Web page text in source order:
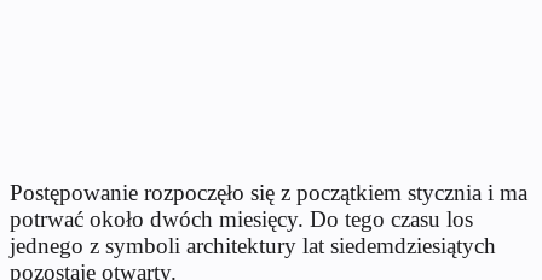
Postępowanie rozpoczęło się z początkiem stycznia i ma
potrwać około dwóch miesięcy. Do tego czasu los
jednego z symboli architektury lat siedemdziesiątych
pozostaje otwarty.